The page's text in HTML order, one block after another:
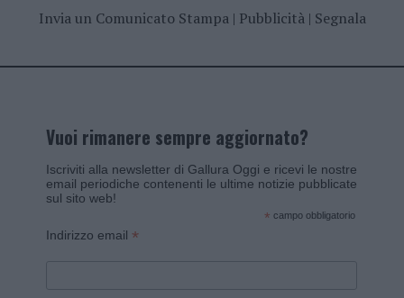
Invia un Comunicato Stampa| Pubblicità| Segnala
Vuoi rimanere sempre aggiornato?
Iscriviti alla newsletter di Gallura Oggi e ricevi le nostre
email periodiche contenenti le ultime notizie pubblicate
sul sito web!
* campo obbligatorio
Indirizzo email *